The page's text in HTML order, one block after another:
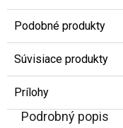
Podobné produkty
Súvisiace produkty
Prílohy
Podrobný popis